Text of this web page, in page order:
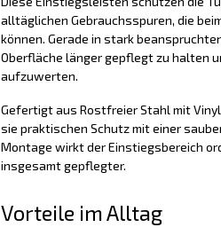
alltäglichen Gebrauchsspuren, die
können. Gerade in stark
Oberfläche länger gepflegt zu halten
aufzuwerten.
Gefertigt aus Rostfreier Stahl mit
sie praktischen Schutz mit einer
Montage wirkt der Einstiegsbereich
insgesamt gepflegter.
Vorteile im Alltag